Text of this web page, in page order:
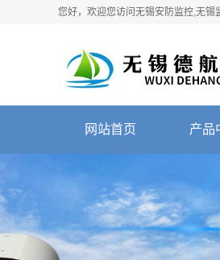
您好，欢迎您访问无锡安防监控,无锡
网站首页 产品
网络